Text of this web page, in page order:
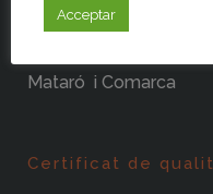
Mataró i Comarca
Certificat de
Acceptar